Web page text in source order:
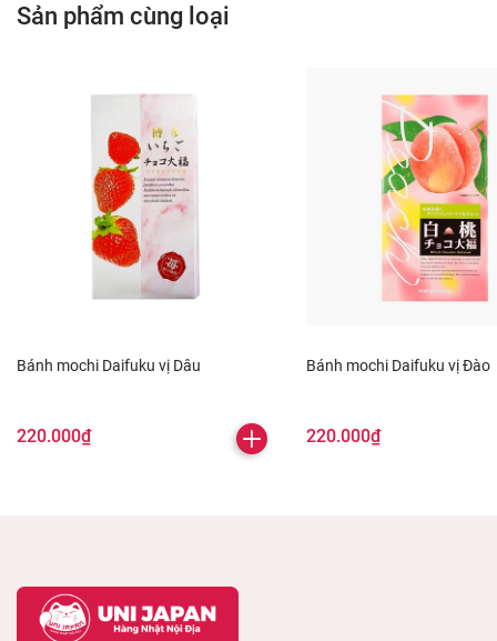
Sản phẩm cùng loại
Bánh mochi Daifuku vị Dâu
220.000₫
Bánh mochi Daifuku vị Đào
220.000₫